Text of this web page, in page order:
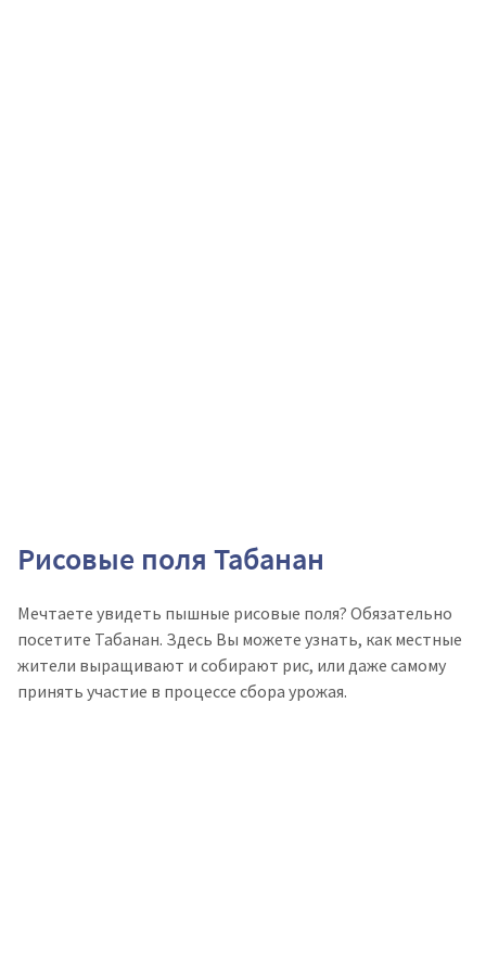
Рисовые поля Табанан
Мечтаете увидеть пышные рисовые поля? Обязательно
посетите Табанан. Здесь Вы можете узнать, как местные
жители выращивают и собирают рис, или даже самому
принять участие в процессе сбора урожая.